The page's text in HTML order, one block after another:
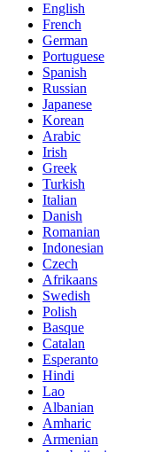
English
French
German
Portuguese
Spanish
Russian
Japanese
Korean
Arabic
Irish
Greek
Turkish
Italian
Danish
Romanian
Indonesian
Czech
Afrikaans
Swedish
Polish
Basque
Catalan
Esperanto
Hindi
Lao
Albanian
Amharic
Armenian